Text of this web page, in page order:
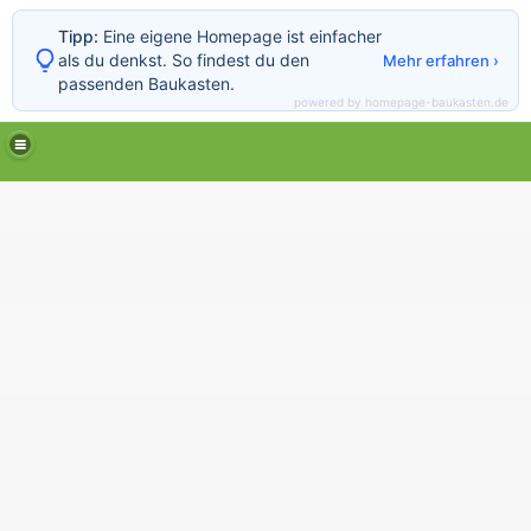
Tipp: Eine eigene Homepage ist einfacher
als du denkst. So findest du den
passenden Baukasten.
Mehr erfahren ›
powered by homepage-baukasten.de